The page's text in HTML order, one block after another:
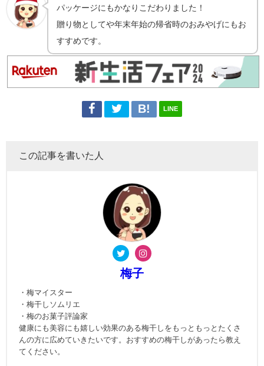
パッケージにもかなりこだわりました！
贈り物としてや年末年始の帰省時のおみやげにもお
すすめです。
LINE
この記事を書いた人
梅子
・梅マイスター
・梅干しソムリエ
・梅のお菓子評論家
健康にも美容にも嬉しい効果のある梅干しをもっともっとたくさ
んの方に広めていきたいです。おすすめの梅干しがあったら教え
てください。